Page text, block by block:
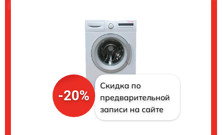
-20%
Скидка по
предварительной
записи на сайте